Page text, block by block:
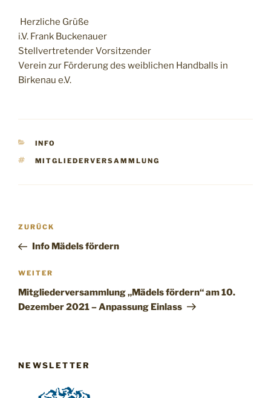
Herzliche Grüße
i.V. Frank Buckenauer
Stellvertretender Vorsitzender
Verein zur Förderung des weiblichen Handballs in
Birkenau e.V.
KATEGORIEN
INFO
SCHLAGWÖRTER
MITGLIEDERVERSAMMLUNG
Beitragsnavigation
Vorheriger
Beitrag
ZURÜCK
Info Mädels fördern
Nächster
Beitrag
WEITER
Mitgliederversammlung „Mädels fördern“ am 10.
Dezember 2021 – Anpassung Einlass
NEWSLETTER